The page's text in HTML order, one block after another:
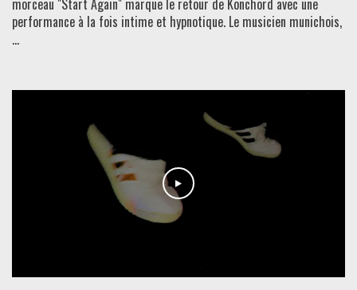
performance à la fois intime et hypnotique. Le musicien munichois,
...